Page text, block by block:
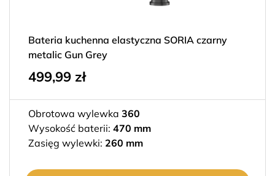
Bateria kuchenna elastyczna SORIA czarny
metalic Gun Grey
499,99 zł
Obrotowa wylewka 360
Wysokość baterii: 470 mm
Zasięg wylewki: 260 mm